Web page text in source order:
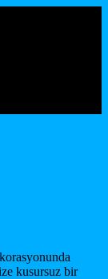
kusursuz bir